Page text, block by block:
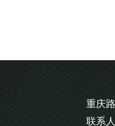
重庆
联系